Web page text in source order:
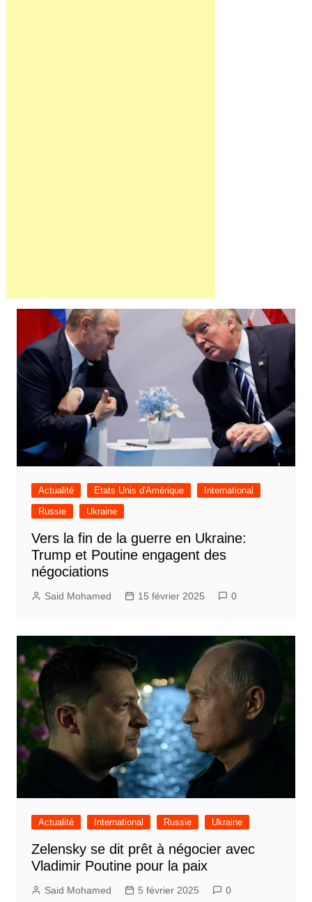
Actualité Etats Unis d'Amérique
International
Russie
Ukraine
Vers la fin de la guerre en Ukraine:
Trump et Poutine engagent des
négociations
Said Mohamed 15 février 2025 0
Actualité International Russie Ukraine
Zelensky se dit prêt à négocier avec
Vladimir Poutine pour la paix
Said Mohamed 5 février 2025 0